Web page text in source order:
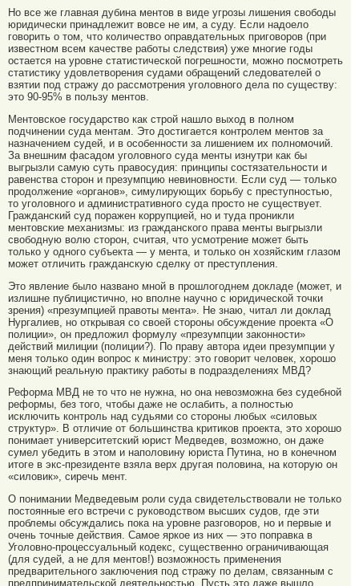
Но все же главная дубина ментов в виде угрозы лишения свободы
юридически принадлежит вовсе не им, а суду. Если надоело
говорить о том, что количество оправдательных приговоров (при
известном всем качестве работы следствия) уже многие годы
остается на уровне статистической погрешности, можно посмотреть
статистику удовлетворения судами обращений следователей о
взятии под стражу до рассмотрения уголовного дела по существу:
это 90-95% в пользу ментов.
Ментовское государство как строй нашло выход в полном
подчинении суда ментам. Это достигается контролем ментов за
назначением судей, и в особенности за лишением их полномочий.
За внешним фасадом уголовного суда менты изнутри как бы
выгрызли самую суть правосудия: принципы состязательности и
равенства сторон и презумпцию невиновности. Если суд — только
продолжение «органов», симулирующих борьбу с преступностью,
то уголовного и административного суда просто не существует.
Гражданский суд поражен коррупцией, но и туда проникли
ментовские механизмы: из гражданского права менты выгрызли
свободную волю сторон, считая, что усмотрение может быть
только у одного субъекта — у мента, и только он хозяйским глазом
может отличить гражданскую сделку от преступления.
Это явление было названо мной в прошлогоднем докладе (может, и
излишне публицистично, но вполне научно с юридической точки
зрения) «презумпцией правоты мента». Не знаю, читал ли доклад
Нургалиев, но открывая со своей стороны обсуждение проекта «О
полиции», он предложил формулу «презумпции законности»
действий милиции (полиции?). По праву автора идеи презумпции у
меня только один вопрос к министру: это говорит человек, хорошо
знающий реальную практику работы в подразделениях МВД?
Реформа МВД не то что не нужна, но она невозможна без судебной
реформы, без того, чтобы даже не ослабить, а полностью
исключить контроль над судьями со стороны любых «силовых
структур». В отличие от большинства критиков проекта, это хорошо
понимает университетский юрист Медведев, возможно, он даже
сумел убедить в этом и наполовину юриста Путина, но в конечном
итоге в экс-президенте взяла верх другая половина, на которую он
«силовик», сиречь мент.
О понимании Медведевым роли суда свидетельствовали не только
постоянные его встречи с руководством высших судов, где эти
проблемы обсуждались пока на уровне разговоров, но и первые и
очень точные действия. Самое яркое из них — это поправка в
Уголовно-процессуальный кодекс, существенно ограничивающая
(для судей, а не для ментов!) возможность применения
предварительного заключения под стражу по делам, связанным с
предпринимательской деятельностью. Пусть это даже вышло